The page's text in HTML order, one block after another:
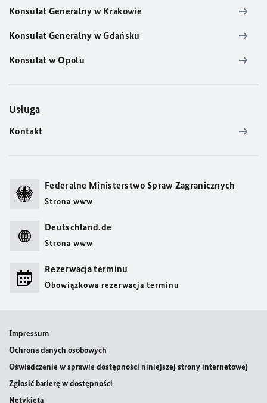
Konsulat Generalny w Krakowie
Konsulat Generalny w Gdańsku
Konsulat w Opolu
Usługa
Kontakt
Federalne Ministerstwo Spraw Zagranicznych
Strona www
Deutschland.de
Strona www
Rezerwacja terminu
Obowiązkowa rezerwacja terminu
Impressum
Ochrona danych osobowych
Oświadczenie w sprawie dostępności niniejszej strony internetowej
Zgłosić barierę w dostępności
Netykieta